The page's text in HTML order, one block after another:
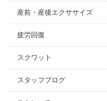
産前・産後エクササイズ
疲労回復
スクワット
スタッフブログ